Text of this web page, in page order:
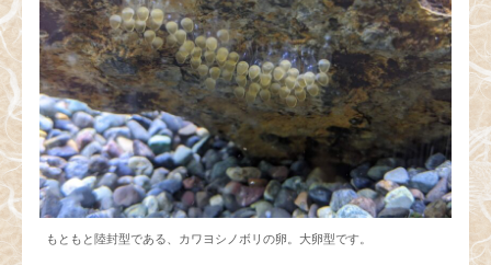
もともと陸封型である、カワヨシノボリの卵。大卵型です。